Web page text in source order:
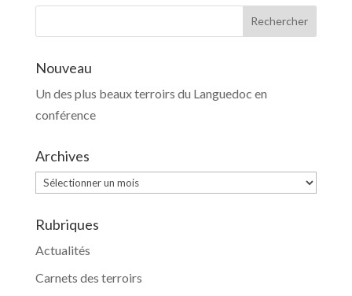
Nouveau
Un des plus beaux terroirs du Languedoc en
conférence
Archives
Archives
Rubriques
Actualités
Carnets des terroirs